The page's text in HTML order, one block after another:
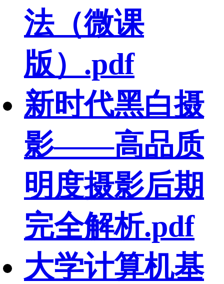
法（微课
版）.pdf
新时代黑白摄
影——高品质
明度摄影后期
完全解析.pdf
大学计算机基